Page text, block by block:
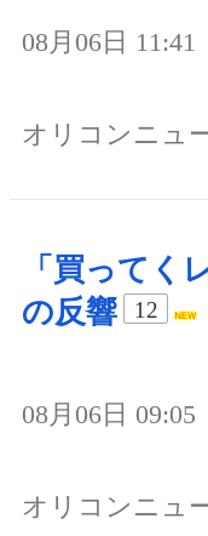
08月06日 11:41
オリコンニュ
「買ってく
の反響
12
08月06日 09:05
オリコンニュ